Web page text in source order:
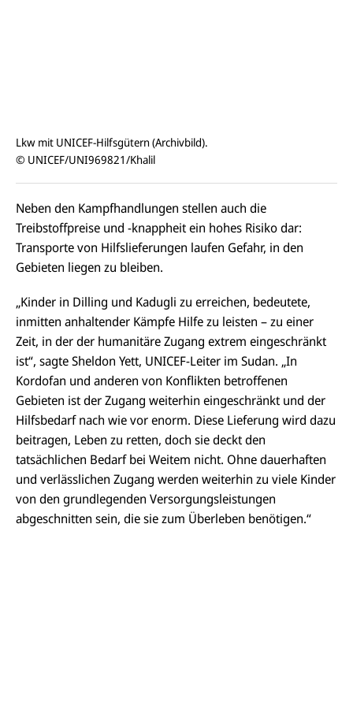
Lkw mit UNICEF-Hilfsgütern (Archivbild).
© UNICEF/UNI969821/Khalil
Neben den Kampfhandlungen stellen auch die
Treibstoffpreise und -knappheit ein hohes Risiko dar:
Transporte von Hilfslieferungen laufen Gefahr, in den
Gebieten liegen zu bleiben.
„Kinder in Dilling und Kadugli zu erreichen, bedeutete,
inmitten anhaltender Kämpfe Hilfe zu leisten – zu einer
Zeit, in der der humanitäre Zugang extrem eingeschränkt
ist“, sagte Sheldon Yett, UNICEF-Leiter im Sudan. „In
Kordofan und anderen von Konflikten betroffenen
Gebieten ist der Zugang weiterhin eingeschränkt und der
Hilfsbedarf nach wie vor enorm. Diese Lieferung wird dazu
beitragen, Leben zu retten, doch sie deckt den
tatsächlichen Bedarf bei Weitem nicht. Ohne dauerhaften
und verlässlichen Zugang werden weiterhin zu viele Kinder
von den grundlegenden Versorgungsleistungen
abgeschnitten sein, die sie zum Überleben benötigen.“